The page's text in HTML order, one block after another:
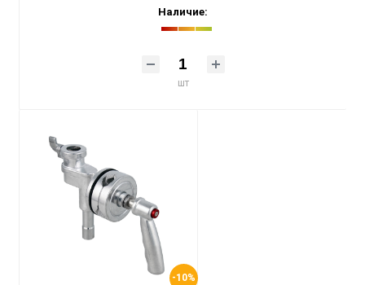
Наличие:
шт
-10%